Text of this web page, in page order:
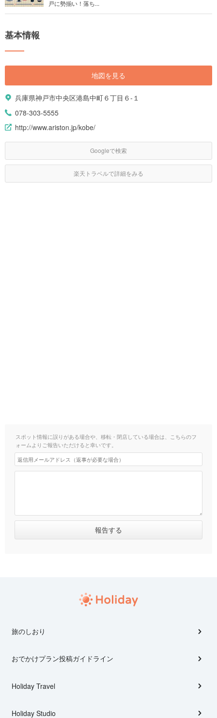
戸に勢揃い！落ち...
基本情報
地図を見る
兵庫県神戸市中央区港島中町６丁目６-１
078-303-5555
http://www.ariston.jp/kobe/
Googleで検索
楽天トラベルで詳細をみる
スポット情報に誤りがある場合や、移転・閉店している場合は、こちらのフ
ォームよりご報告いただけると幸いです。
旅のしおり
おでかけプラン投稿ガイドライン
Holiday Travel
Holiday Studio